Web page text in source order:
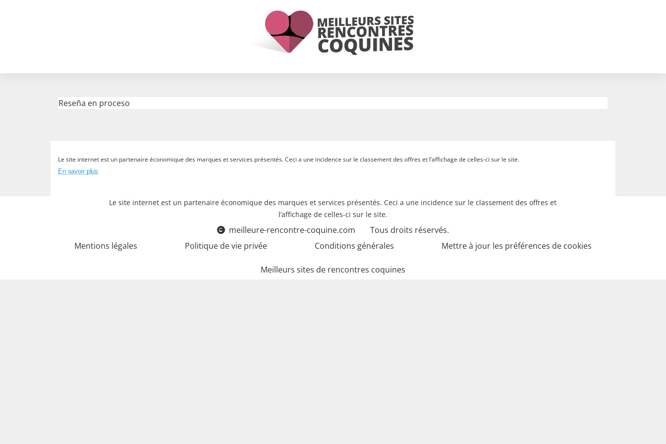
Reseña en proceso
Le site internet est un partenaire économique des marques et services présentés. Ceci a une incidence sur le classement des offres et l’affichage de celles-ci sur le site.
En savoir plus
Le site internet est un partenaire économique des marques et services présentés. Ceci a une incidence sur le classement des offres et
l’affichage de celles-ci sur le site.
meilleure-rencontre-coquine.com
Tous droits réservés.
Mentions légales
Politique de vie privée Conditions générales Mettre à jour les préférences de cookies
Meilleurs sites de rencontres coquines